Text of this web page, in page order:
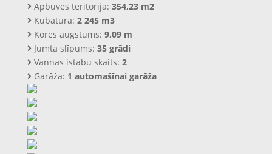
Apbūves teritorija: 354,23 m2
Kubatūra: 2 245 m3
Kores augstums: 9,09 m
Jumta slīpums: 35 grādi
Vannas istabu skaits: 2
Garāža: 1 automašīnai garāža